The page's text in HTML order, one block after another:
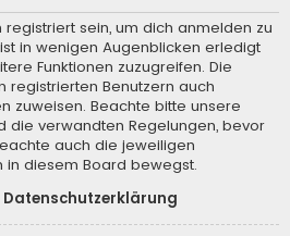
registriert sein, um dich anmelden zu
in wenigen Augenblicken erledigt
Funktionen zuzugreifen. Die
registrierten Benutzern auch
zuweisen. Beachte bitte unsere
die verwandten Regelungen, bevor
auch die jeweiligen
in diesem Board bewegst.
Datenschutzerklärung